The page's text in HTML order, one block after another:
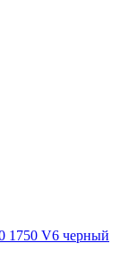
1750 V6 черный